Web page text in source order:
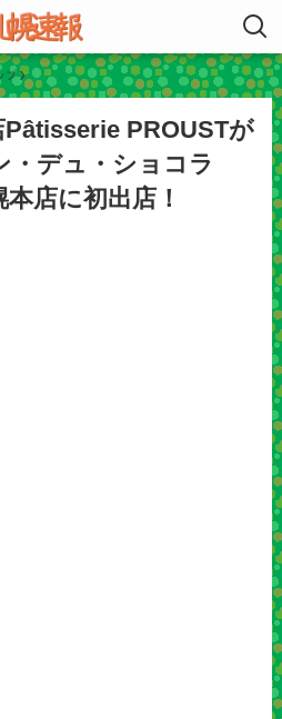
プ
PROUSTが
・デュ・ショコラ
店に初出店！